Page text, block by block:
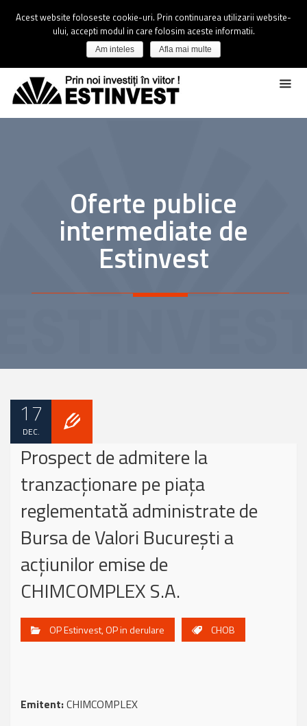
Oferte publice
intermediate de
Estinvest
17
DEC.
Prospect de admitere la
tranzacționare pe piața
reglementată administrate de
Bursa de Valori București a
acțiunilor emise de
CHIMCOMPLEX S.A.
OP Estinvest,OP in derulare CHOB
Emitent:CHIMCOMPLEX
Acest website foloseste cookie-uri. Prin continuarea utilizarii website-
ului, accepti modul in care folosim aceste informatii.
Am inteles Afla mai multe